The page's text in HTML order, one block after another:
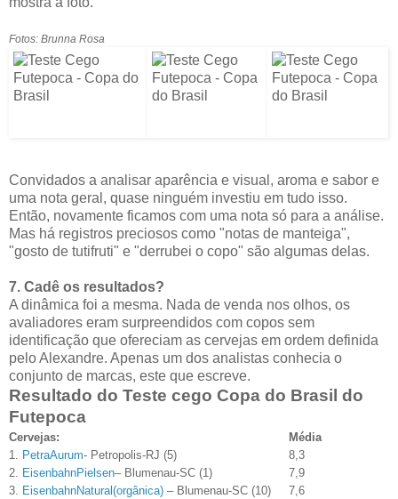
Fotos: Brunna Rosa
Convidados a analisar aparência e visual, aroma e sabor e
uma nota geral, quase ninguém investiu em tudo isso.
Então, novamente ficamos com uma nota só para a análise.
Mas há registros preciosos como "notas de manteiga",
"gosto de tutifruti" e "derrubei o copo" são algumas delas.
7. Cadê os resultados?
A dinâmica foi a mesma. Nada de venda nos olhos, os
avaliadores eram surpreendidos com copos sem
identificação que ofereciam as cervejas em ordem definida
pelo Alexandre. Apenas um dos analistas conhecia o
conjunto de marcas, este que escreve.
Resultado do Teste cego Copa do Brasil do
Futepoca
Cervejas:
1. PetraAurum- Petropolis-RJ (5)
2. EisenbahnPielsen– Blumenau-SC (1)
3. EisenbahnNatural(orgânica) – Blumenau-SC (10)
Média
8,3
7,9
7,6